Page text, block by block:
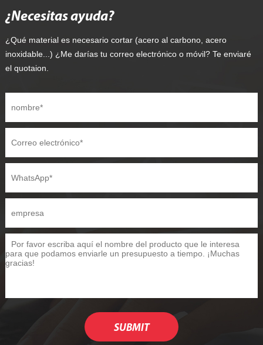
¿Necesitas ayuda?
¿Qué material es necesario cortar (acero al carbono, acero
inoxidable...) ¿Me darías tu correo electrónico o móvil? Te enviaré
el quotaion.